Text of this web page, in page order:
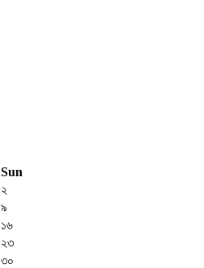
Sun
২
৯
১৬
২৩
৩০